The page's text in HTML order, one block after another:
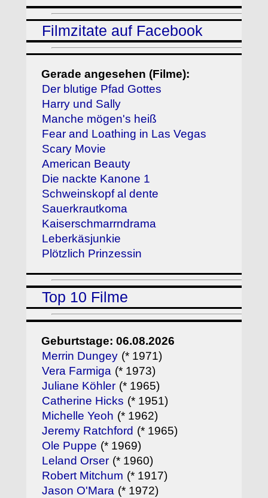
Filmzitate auf Facebook
Gerade angesehen (Filme):
Der blutige Pfad Gottes
Harry und Sally
Manche mögen's heiß
Fear and Loathing in Las Vegas
Scary Movie
American Beauty
Die nackte Kanone 1
Schweinskopf al dente
Sauerkrautkoma
Kaiserschmarrndrama
Leberkäsjunkie
Plötzlich Prinzessin
Top 10 Filme
Geburtstage: 06.08.2026
Merrin Dungey (* 1971)
Vera Farmiga (* 1973)
Juliane Köhler (* 1965)
Catherine Hicks (* 1951)
Michelle Yeoh (* 1962)
Jeremy Ratchford (* 1965)
Ole Puppe (* 1969)
Leland Orser (* 1960)
Robert Mitchum (* 1917)
Jason O'Mara (* 1972)